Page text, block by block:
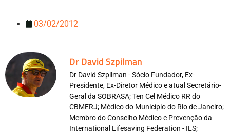
03/02/2012
Dr David Szpilman
Dr David Szpilman - Sócio Fundador, Ex-
Presidente, Ex-Diretor Médico e atual Secretário-
Geral da SOBRASA; Ten Cel Médico RR do
CBMERJ; Médico do Município do Rio de Janeiro;
Membro do Conselho Médico e Prevenção da
International Lifesaving Federation - ILS;